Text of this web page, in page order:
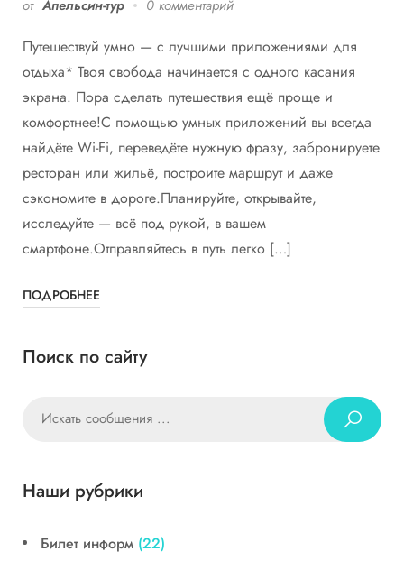
от Апельсин-тур 0 комментарий
Путешествуй умно — с лучшими приложениями для
отдыха* Твоя свобода начинается с одного касания
экрана. Пора сделать путешествия ещё проще и
комфортнее!С помощью умных приложений вы всегда
найдёте Wi-Fi, переведёте нужную фразу, забронируете
ресторан или жильё, построите маршрут и даже
сэкономите в дороге.Планируйте, открывайте,
исследуйте — всё под рукой, в вашем
смартфоне.Отправляйтесь в путь легко […]
ПОДРОБНЕЕ
Поиск по сайту
Наши рубрики
Билет информ (22)